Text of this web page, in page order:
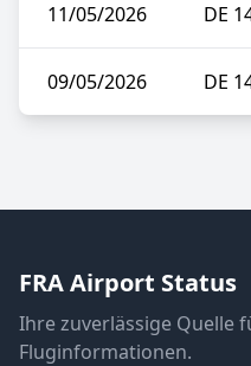
11/05/2026 DE
09/05/2026 DE
FRA Airport Status
Ihre zuverlässige Quelle
Fluginformationen.